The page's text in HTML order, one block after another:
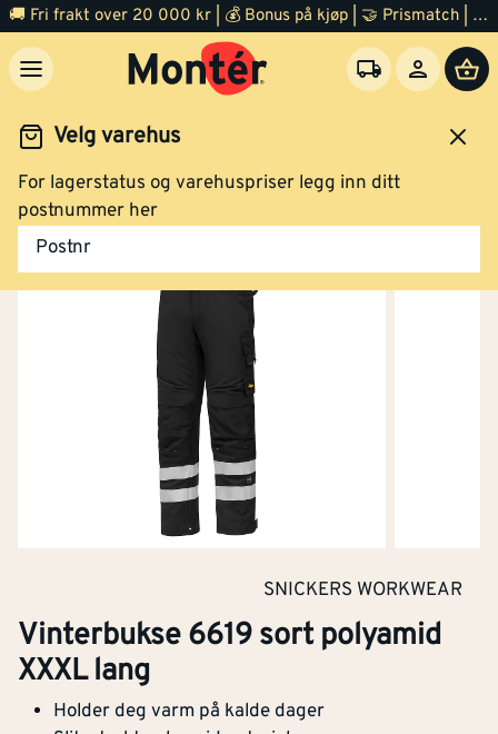
🚚 Fri frakt over 20 000 kr | 💰 Bonus på kjøp | 🤝 Prismatch | ⭐ 100% fornøyd garanti | 🏪 140 byggevarehus
Velg varehus
For lagerstatus og varehuspriser legg inn ditt
postnummer her
Postnr
og verneutstyr
SNICKERS WORKWEAR
Vinterbukse 6619 sort polyamid
XXXL lang
Holder deg varm på kalde dager